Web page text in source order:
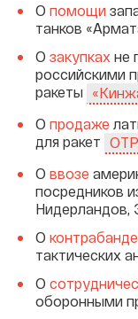
О помощи
танков
О закупках не
российскими
ракеты
О продаже
для ракет
О ввозе
посредников
Нидерландов,
О контрабанде
тактических
О
оборонными